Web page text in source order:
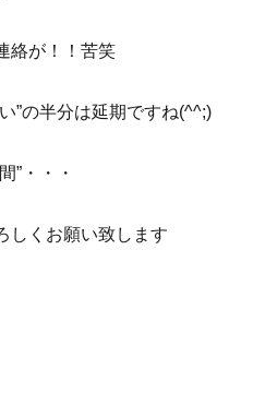
絡が！！苦笑
”の半分は延期ですね(^^;)
”・・・
しくお願い致します